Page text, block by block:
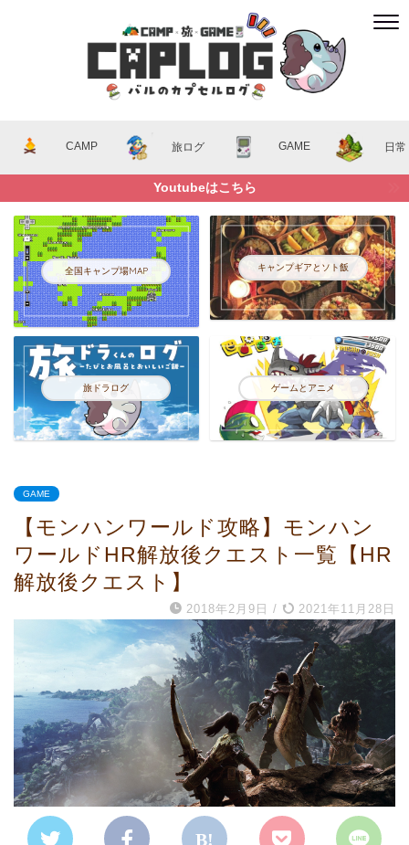
CAMP 旅ログ GAME 日常
Youtubeはこちら
全国キャンプ場MAP キャンプギアとソト飯
旅ドラログ ゲームとアニメ
GAME
【モンハンワールド攻略】モンハン
ワールドHR解放後クエスト一覧【HR
解放後クエスト】
2018年2月9日 / 2021年11月28日